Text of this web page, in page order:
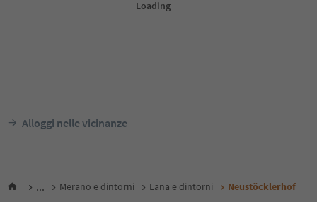
Alloggi nelle vicinanze
... Merano e dintorni Lana e dintorni Neustöcklerhof